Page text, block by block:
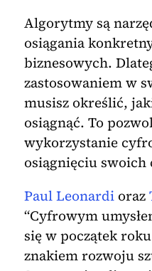
Algorytmy są
osiągania
biznesowych.
zastosowaniem w
musisz określić,
osiągnąć. To
wykorzystanie
osiągnięciu swoich
Paul Leonardioraz
“Cyfrowym
się w początek
znakiem rozwoju